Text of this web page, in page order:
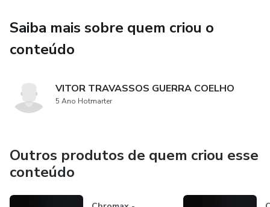
Saiba mais sobre quem criou o
conteúdo
VITOR TRAVASSOS GUERRA COELHO
5 Ano Hotmarter
Outros produtos de quem criou esse
conteúdo